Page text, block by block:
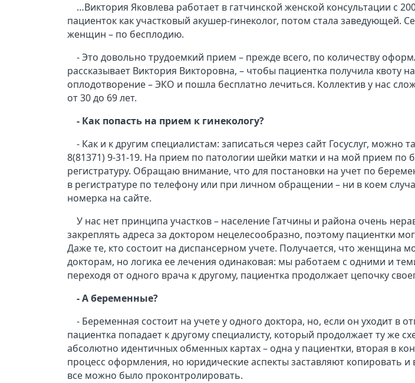
…Виктория Яковлева работает в гатчинской женской консультации с
пациенток как участковый акушер-гинеколог, потом стала заведующей.
женщин – по бесплодию.
- Это довольно трудоемкий прием – прежде всего, по количеству
рассказывает Виктория Викторовна, – чтобы пациентка получила квоту
оплодотворение – ЭКО и пошла бесплатно лечиться. Коллектив у нас
от 30 до 69 лет.
- Как попасть на прием к гинекологу?
- Как и к другим специалистам: записаться через сайт Госуслуг, можно
8(81371) 9-31-19. На прием по патологии шейки матки и на мой прием по
регистратуру. Обращаю внимание, что для постановки на учет по
в регистратуре по телефону или при личном обращении – ни в коем
номерка на сайте.
У нас нет принципа участков – население Гатчины и района очень
закреплять адреса за доктором нецелесообразно, поэтому пациентки
Даже те, кто состоит на диспансерном учете. Получается, что женщина
докторам, но логика ее лечения одинаковая: мы работаем с одними и
переходя от одного врача к другому, пациентка продолжает цепочку
- А беременные?
- Беременная состоит на учете у одного доктора, но, если он уходит в
пациентка попадает к другому специалисту, который продолжает ту же
абсолютно идентичных обменных картах – одна у пациентки, вторая в
процесс оформления, но юридические аспекты заставляют копировать и
все можно было проконтролировать.